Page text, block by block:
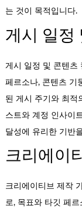
는 것이 목적입니다.
게시 일정
게시 일정 및 콘텐츠
페르소나, 콘텐츠 기
된 게시 주기와 최적
스트와 계정 인사이
달성에 유리한 기반
크리에이
크리에이티브 제작
로, 목표와 타깃 페르